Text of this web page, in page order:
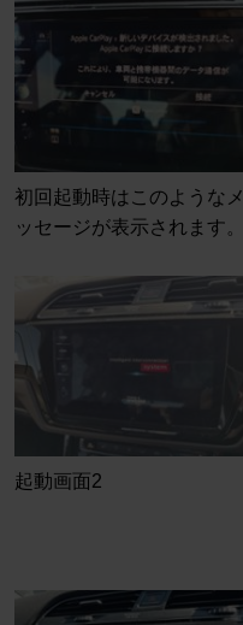
初回起動時はこのようなメ
ッセージが表示されます。
起動画面2